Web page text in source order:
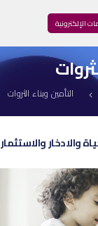
الإلكترونية
التأمين وبناء الثروات
والادخار والاستثمار